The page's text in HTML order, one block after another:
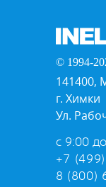
© 1994-
141400,
г. Химки
Ул.
с 9:00
+7
8 (800)